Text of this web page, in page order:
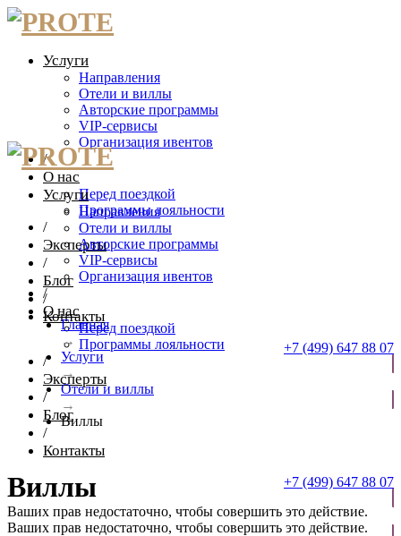
Услуги
Направления
Отели и виллы
Авторские программы
VIP-сервисы
Организация ивентов
/
О нас
Перед поездкой
Программы лояльности
/
Эксперты
/
Блог
/
Контакты
+7 (499) 647 88 07
Услуги
Направления
Отели и виллы
Авторские программы
VIP-сервисы
Организация ивентов
/
О нас
Перед поездкой
Программы лояльности
/
Эксперты
/
Блог
/
Контакты
+7 (499) 647 88 07
ОТПРАВИТЬ ЗАЯВКУ
Главная
→
Услуги
→
Отели и виллы
→
Виллы
Виллы
Ваших прав недостаточно, чтобы совершить это действие.
Ваших прав недостаточно, чтобы совершить это действие.